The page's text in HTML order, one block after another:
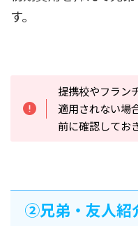
す。
提携校やフラン
適用されない場
前に確認してお
➁兄弟・友人紹